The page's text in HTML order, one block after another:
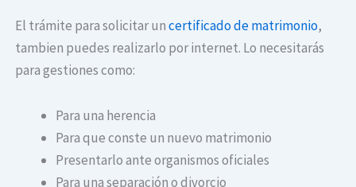
El trámite para solicitar uncertificado de matrimonio,
tambien puedes realizarlo por internet. Lo necesitarás
para gestiones como:
Para una herencia
Para que conste un nuevo matrimonio
Presentarlo ante organismos oficiales
Para una separación o divorcio